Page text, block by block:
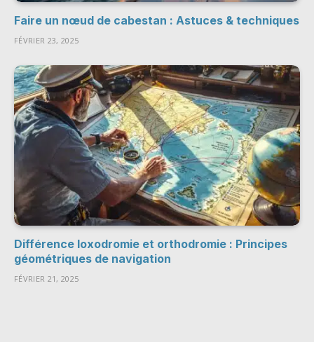
Faire un nœud de cabestan : Astuces & techniques
FÉVRIER 23, 2025
Différence loxodromie et orthodromie : Principes
géométriques de navigation
FÉVRIER 21, 2025